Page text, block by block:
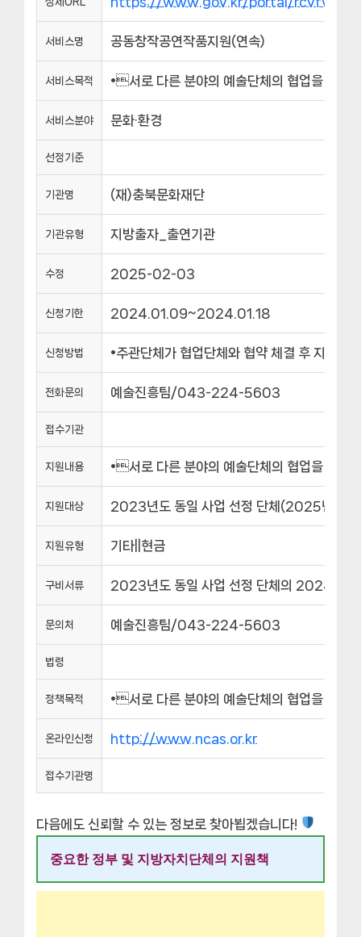
서비스명 공동창작공연작품지원(연속)
서비스목적 •서로 다른 분야의 예술단체의 협업을 통해
서비스분야 문화·환경
선정기준
기관명 (재)충북문화재단
기관유형 지방출자_출연기관
수정 2025-02-03
신청기한 2024.01.09~2024.01.18
신청방법 •주관단체가 협업단체와 협약 체결 후 지원
전화문의 예술진흥팀/043-224-5603
접수기관
지원내용 •서로 다른 분야의 예술단체의 협업을 통해
지원대상 2023년도 동일 사업 선정 단체(2025년 일
지원유형 기타||현금
구비서류 2023년도 동일 사업 선정 단체의 2024년
문의처 예술진흥팀/043-224-5603
법령
정책목적 •서로 다른 분야의 예술단체의 협업을 통해
온라인신청 http://www.ncas.or.kr
접수기관명
다음에도 신뢰할 수 있는 정보로 찾아뵙겠습니다!
중요한 정부 및 지방자치단체의 지원책